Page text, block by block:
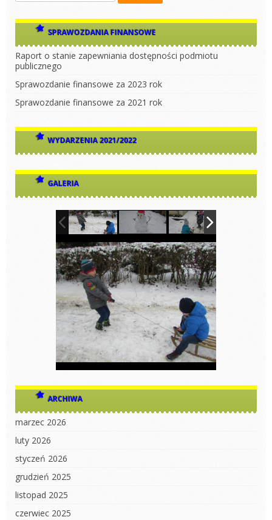
SPRAWOZDANIA FINANSOWE
Raport o stanie zapewniania dostępności podmiotu
publicznego
Sprawozdanie finansowe za 2023 rok
Sprawozdanie finansowe za 2021 rok
WYDARZENIA 2021/2022
GALERIA
ARCHIWA
marzec 2026
luty 2026
styczeń 2026
grudzień 2025
listopad 2025
czerwiec 2025